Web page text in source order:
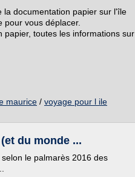
la documentation papier sur l'île
vous déplacer.
papier, toutes les informations sur
maurice / voyage pour l ile
du monde ...
le palmarès 2016 des